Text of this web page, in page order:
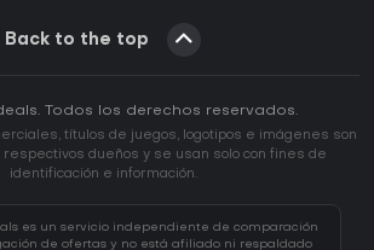
Back to the top
Todos los derechos reservados.
títulos de juegos, logotipos e imágenes son
dueños y se usan solo con fines de
identificación e información.
es un servicio independiente de comparación
de ofertas y no está afiliado ni respaldado